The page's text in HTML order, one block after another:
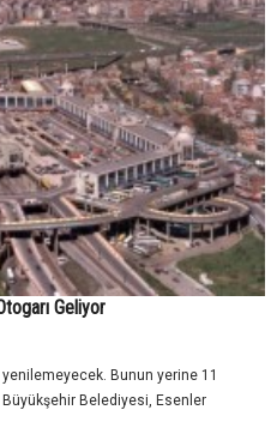
Geliyor
Bunun yerine 11
Belediyesi, Esenler